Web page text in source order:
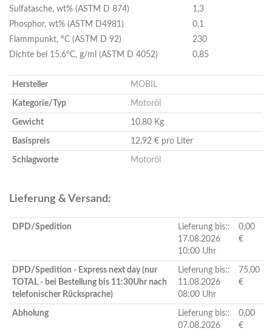
Sulfatasche, wt% (ASTM D 874)
1,3
Phosphor, wt% (ASTM D4981)
0,1
Flammpunkt, ºC (ASTM D 92)
230
Dichte bei 15.6°C, g/ml (ASTM D 4052)
0,85
Hersteller MOBIL
Kategorie/Typ Motoröl
Gewicht 10.80 Kg
Basispreis 12,92 € pro Liter
Schlagworte Motoröl
Lieferung & Versand:
DPD/Spedition
Lieferung bis::
17.08.2026
10:00 Uhr
0,00
€
DPD/Spedition - Express next day (nur
TOTAL - bei Bestellung bis 11:30Uhr nach
telefonischer Rücksprache)
Lieferung bis::
11.08.2026
08:00 Uhr
75,00
€
Abholung
Lieferung bis::
07.08.2026
0,00
€